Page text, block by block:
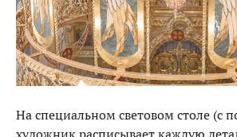
На специальном световом столе (с
художник расписывает каждую